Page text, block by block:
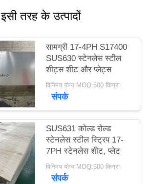
इसी तरह के उत्पादों
सामग्री 17-4PH S17400
SUS630 स्टेनलेस स्टील
शीट्स शीट और प्लेट्स
विनिमय योग्य MOQ:500 किग्रा
संपर्क
SUS631 कोल्ड रोल्ड
स्टेनलेस स्टील स्ट्रिप 17-
7PH स्टेनलेस शीट, प्लेट
विनिमय योग्य MOQ:500 किग्रा
संपर्क